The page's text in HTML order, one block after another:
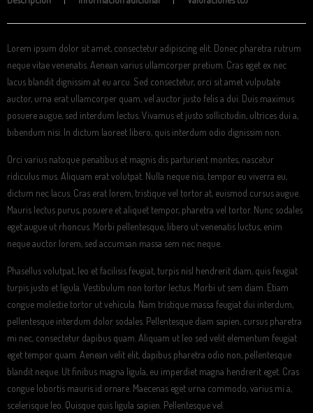
Lorem ipsum dolor sit amet, consectetur adipiscing elit. Donec pharetra rutrum
neque vitae venenatis. Aenean varius ullamcorper pretium. Cras eget ex nec
lacus blandit dignissim at eu arcu. Sed consectetur, orci sit amet vulputate
auctor, urna erat ullamcorper quam, vel auctor justo felis a dui. Duis maximus
posuere augue, sed interdum lectus. Vivamus et justo sollicitudin, ultrices dui a,
bibendum nisi. In dictum laoreet libero, quis interdum odio dignissim non.
Orci varius natoque penatibus et magnis dis parturient montes, nascetur
ridiculus mus. Aliquam erat volutpat. Nulla neque nisi, tempor eu viverra eu,
dictum nec lacus. Cras erat lorem, tristique vel tortor at, euismod cursus augue.
Mauris lectus purus, posuere et aliquet tempor, pharetra vel tortor. Nunc sodales
eget augue ut rhoncus. Morbi pellentesque, libero ut venenatis luctus, enim
neque auctor lorem, sed accumsan massa sem nec neque.
Phasellus volutpat, leo et facilisis feugiat, turpis nisl hendrerit diam, quis feugiat
turpis justo et ligula. Vestibulum non tortor lectus. Morbi ut sem diam. Etiam
congue molestie tortor ut vehicula. Nam tristique massa feugiat dui interdum,
pellentesque interdum dolor sodales. Pellentesque diam sapien, cursus pharetra
mi nec, consectetur dapibus quam. Aliquam ut leo sed velit elementum feugiat
eget tempor quam. Aenean velit elit, dapibus pharetra odio non, pellentesque
blandit neque. Ut finibus magna ligula, eu imperdiet magna hendrerit eget. Cras
congue lobortis mauris id ornare. Maecenas eget urna commodo, varius mi a,
scelerisque leo. Quisque quis ligula sapien. Pellentesque vel.